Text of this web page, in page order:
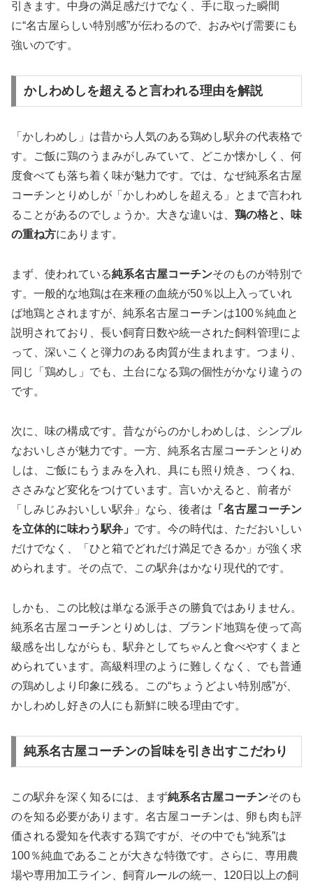
引きます。中身の満足感だけでなく、手に取った瞬間
に“名古屋らしい特別感”が伝わるので、おみやげ需要にも
強いのです。
かしわめしを超えると言われる理由を解説
「かしわめし」は昔から人気のある鶏めし駅弁の代表格で
す。ご飯に鶏のうまみがしみていて、どこか懐かしく、何
度食べても落ち着く味が魅力です。では、なぜ純系名古屋
コーチンとりめしが「かしわめしを超える」とまで言われ
ることがあるのでしょうか。大きな違いは、 鶏の格と、味
の重ね方にあります。
まず、使われている純系名古屋コーチンそのものが特別で
す。一般的な地鶏は在来種の血統が50％以上入っていれ
ば地鶏とされますが、純系名古屋コーチンは100％純血と
説明されており、長い飼育日数や統一された飼料管理によ
って、深いこくと弾力のある肉質が生まれます。つまり、
同じ「鶏めし」でも、土台になる鶏の個性がかなり違うの
です。
次に、味の構成です。昔ながらのかしわめしは、シンプル
なおいしさが魅力です。一方、純系名古屋コーチンとりめ
しは、ご飯にもうまみを入れ、具にも照り焼き、つくね、
ささみなど変化をつけています。言いかえると、前者が
「しみじみおいしい駅弁」なら、後者は 「名古屋コーチン
を立体的に味わう駅弁」 です。今の時代は、ただおいしい
だけでなく、「ひと箱でどれだけ満足できるか」が強く求
められます。その点で、この駅弁はかなり現代的です。
しかも、この比較は単なる派手さの勝負ではありません。
純系名古屋コーチンとりめしは、ブランド地鶏を使って高
級感を出しながらも、駅弁としてちゃんと食べやすくまと
められています。高級料理のように難しくなく、でも普通
の鶏めしより印象に残る。この“ちょうどよい特別感”が、
かしわめし好きの人にも新鮮に映る理由です。
純系名古屋コーチンの旨味を引き出すこだわり
この駅弁を深く知るには、まず純系名古屋コーチンそのも
のを知る必要があります。名古屋コーチンは、卵も肉も評
価される愛知を代表する鶏ですが、その中でも“純系”は
100％純血であることが大きな特徴です。さらに、専用農
場や専用加工ライン、飼育ルールの統一、120日以上の飼